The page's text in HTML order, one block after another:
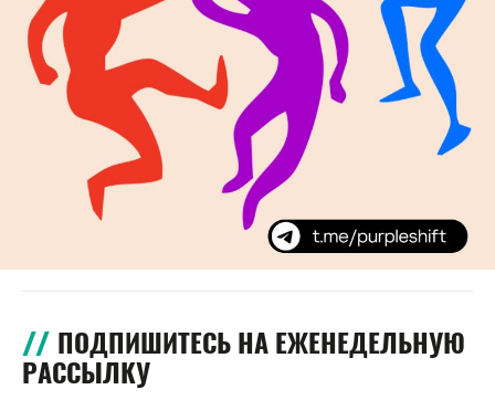
ПОДПИШИТЕСЬ НА ЕЖЕНЕДЕЛЬНУЮ
РАССЫЛКУ